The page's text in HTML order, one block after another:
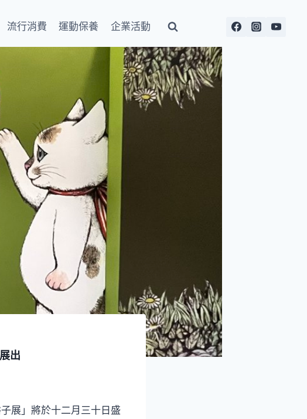
流行消費 運動保養 企業活動
出
展」將於十二月三十日盛